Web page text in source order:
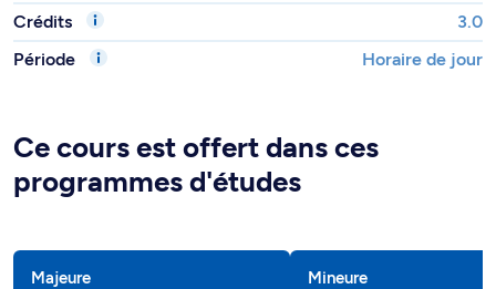
Crédits
3.0
Période
Horaire de jour
Ce cours est offert dans ces
programmes d'études
Majeure Mineure